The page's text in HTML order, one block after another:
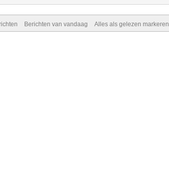
Berichten van vandaag Alles als gelezen markeren